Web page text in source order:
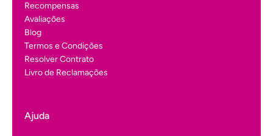
Recompensas
Avaliações
Blog
Termos e Condições
Resolver Contrato
Livro de Reclamações
Ajuda